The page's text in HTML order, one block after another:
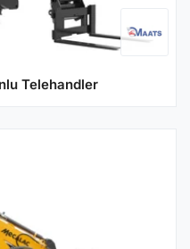
Telehandler